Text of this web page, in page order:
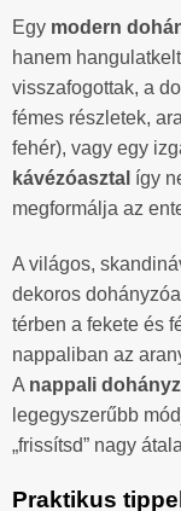
Egy modern
hanem
visszafogottak, a
fémes részletek,
fehér), vagy egy
kávézóasztal így
megformálja az
A világos,
dekoros
térben a fekete és
nappaliban az
A nappali
legegyszerűbb
„frissítsd” nagy
Praktikus